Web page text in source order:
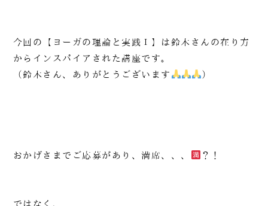
今回の【ヨーガの理論と実践Ⅰ】は鈴木さんの在り方
からインスパイアされた講座です。
（鈴木さん、ありがとうございます
）
おかげさまでご応募があり、満席、、、 ？！
ではなく、